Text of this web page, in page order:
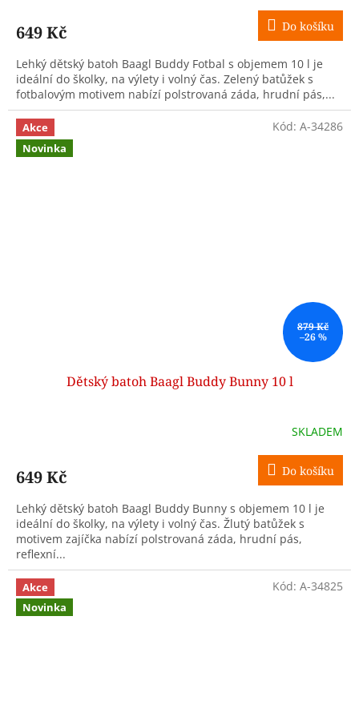
649 Kč Do košíku
Lehký dětský batoh Baagl Buddy Fotbal s objemem 10 l je
ideální do školky, na výlety i volný čas. Zelený batůžek s
fotbalovým motivem nabízí polstrovaná záda, hrudní pás,...
Akce
Novinka
879 Kč
–26 %
Dětský batoh Baagl Buddy Bunny 10 l
SKLADEM
649 Kč Do košíku
Lehký dětský batoh Baagl Buddy Bunny s objemem 10 l je
ideální do školky, na výlety i volný čas. Žlutý batůžek s
motivem zajíčka nabízí polstrovaná záda, hrudní pás,
reflexní...
Kód: A-34286
Akce
Novinka
Kód: A-34825